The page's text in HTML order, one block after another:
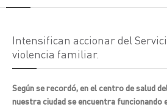
Intensifican accionar del
violencia familiar.
Según se recordó, en el centro de salud
nuestra ciudad se encuentra